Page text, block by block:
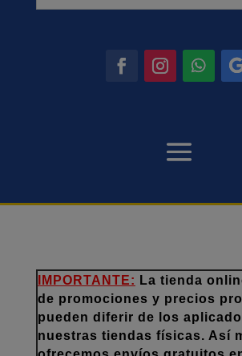
IMPORTANTE: La tienda
de promociones y precios
pueden diferir de los
nuestras tiendas físicas. Así